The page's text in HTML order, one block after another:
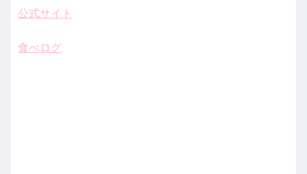
公式サイト
食べログ